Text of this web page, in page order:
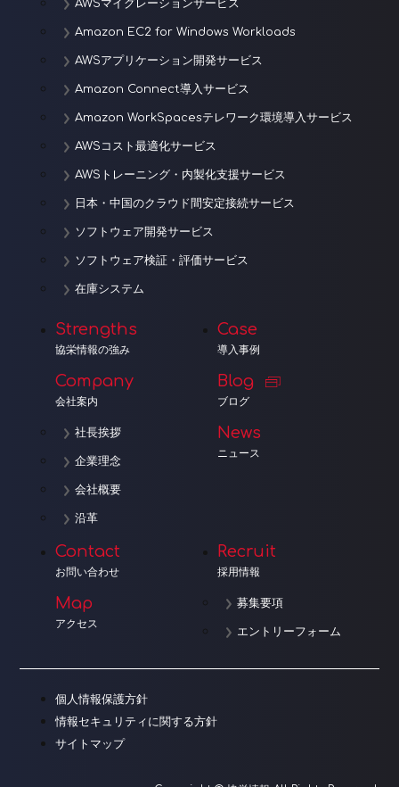
AWSマイグレーションサービス
Amazon EC2 for Windows Workloads
AWSアプリケーション開発サービス
Amazon Connect導入サービス
Amazon WorkSpacesテレワーク環境導入サービス
AWSコスト最適化サービス
AWSトレーニング・内製化支援サービス
日本・中国のクラウド間安定接続サービス
ソフトウェア開発サービス
ソフトウェア検証・評価サービス
在庫システム
Strengths
協栄情報の強み
Company
会社案内
社長挨拶
企業理念
会社概要
沿革
Case
導入事例
Blog
ブログ
News
ニュース
Contact
お問い合わせ
Map
アクセス
Recruit
採用情報
募集要項
エントリーフォーム
個人情報保護方針
情報セキュリティに関する方針
サイトマップ